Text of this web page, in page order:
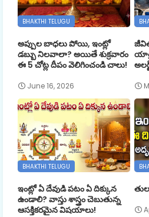
BHAKTHI TELUGU
అప్పుల బాధలు పోయి, ఇంట్లో
డబ్బు నిలవాలా? అయితే శుక్రవారం
ఈ 5 చోట్ల దీపం వెలిగించండి చాలు!
June 16, 2026
BHAKTHI TELUGU
ఇంట్లో ఏ దేవుడి పటం ఏ దిక్కున
ఉండాలి? వాస్తు శాస్త్రం చెబుతున్న
ఆసక్తికరమైన విషయాలు!